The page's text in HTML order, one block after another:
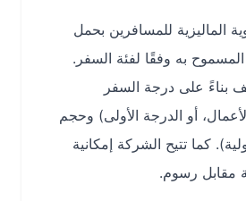
للمسافرين بحمل
به وفقًا لفئة السفر.
على درجة السفر
أو الدرجة الأولى) وحجم
تتيح الشركة إمكانية
رسوم.